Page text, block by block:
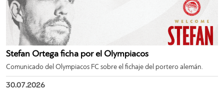
Stefan Ortega ficha por el Olympiacos
Comunicado del Olympiacos FC sobre el fichaje del portero alemán.
30.07.2026